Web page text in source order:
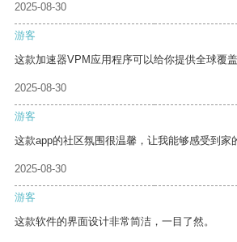
2025-08-30
游客
这款加速器VPM应用程序可以给你提供全球覆
2025-08-30
游客
这款app的社区氛围很温馨，让我能够感受到家
2025-08-30
游客
这款软件的界面设计非常简洁，一目了然。